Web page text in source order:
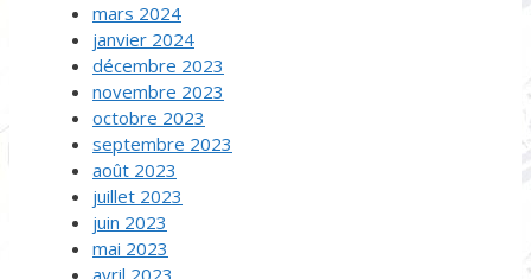
mars 2024
janvier 2024
décembre 2023
novembre 2023
octobre 2023
septembre 2023
août 2023
juillet 2023
juin 2023
mai 2023